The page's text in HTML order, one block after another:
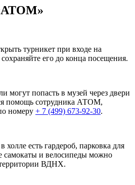
турникет при входе на
его до конца посещения.
могут попасть в музей через двери
помощь сотрудника АТОМ,
номеру + 7 (499) 673-92-30.
холле есть гардероб, парковка для
самокаты и велосипеды можно
территории ВДНХ.